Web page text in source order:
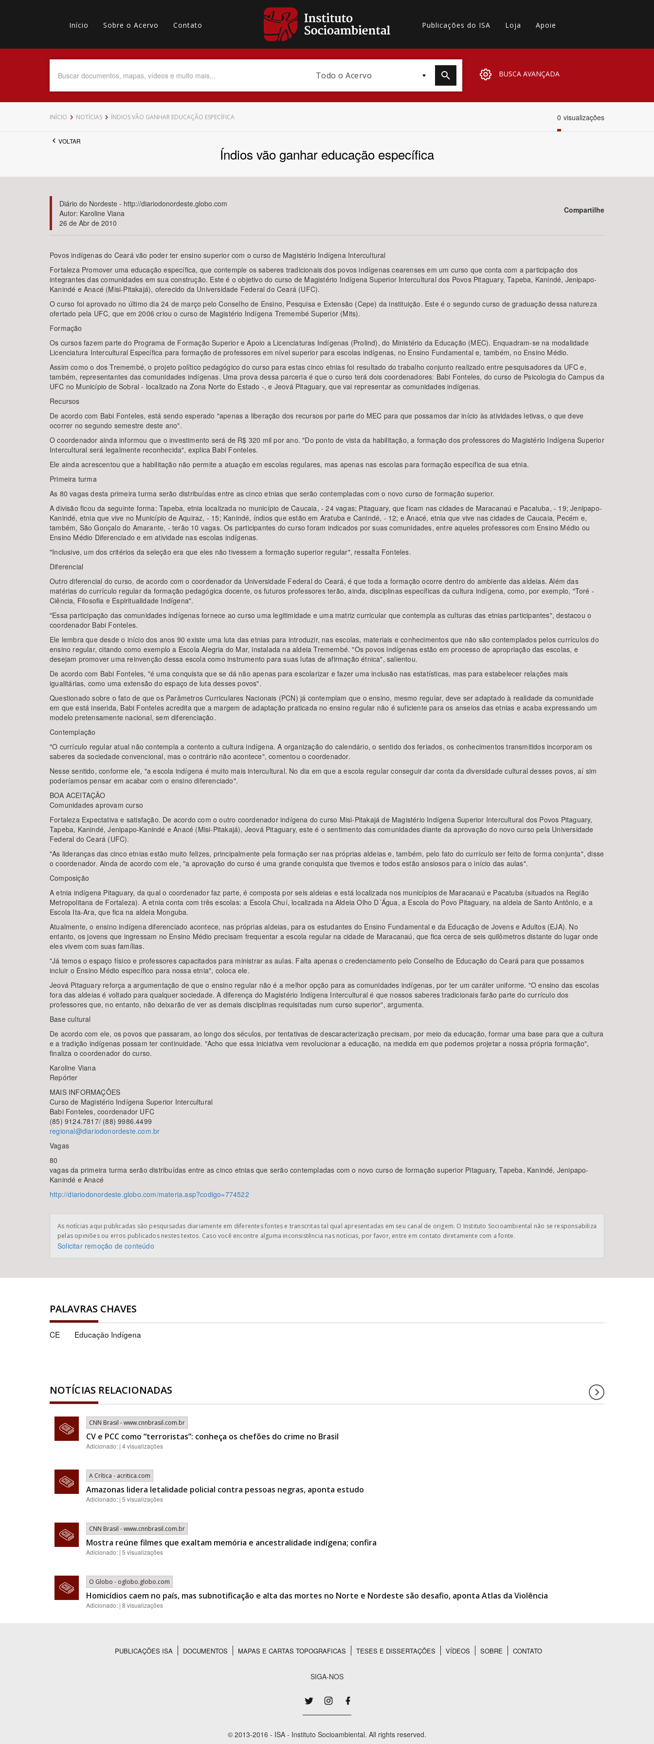
Main
navigation
Início Sobre o Acervo Contato
secundário
Publicações do ISA Loja Apoie
Todo o Acervo BUSCA AVANÇADA
Data do Documento Até
Bioma / Bacia
Tema
INÍCIO NOTÍCIAS ÍNDIOS VÃO GANHAR EDUCAÇÃO ESPECÍFICA 0 visualizações
VOLTAR
Índios vão ganhar educação específica
Diário do Nordeste - http://diariodonordeste.globo.com
Autor: Karoline Viana
26 de Abr de 2010
Compartilhe
Povos indígenas do Ceará vão poder ter ensino superior com o curso de Magistério Indígena Intercultural
Fortaleza Promover uma educação específica, que contemple os saberes tradicionais dos povos indígenas cearenses em um curso que conta com a participação dos
integrantes das comunidades em sua construção. Este é o objetivo do curso de Magistério Indígena Superior Intercultural dos Povos Pitaguary, Tapeba, Kanindé, Jenipapo-
Kanindé e Anacé (Misi-Pitakajá), oferecido da Universidade Federal do Ceará (UFC).
O curso foi aprovado no último dia 24 de março pelo Conselho de Ensino, Pesquisa e Extensão (Cepe) da instituição. Este é o segundo curso de graduação dessa natureza
ofertado pela UFC, que em 2006 criou o curso de Magistério Indígena Tremembé Superior (Mits).
Formação
Os cursos fazem parte do Programa de Formação Superior e Apoio a Licenciaturas Indígenas (Prolind), do Ministério da Educação (MEC). Enquadram-se na modalidade
Licenciatura Intercultural Específica para formação de professores em nível superior para escolas indígenas, no Ensino Fundamental e, também, no Ensino Médio.
Assim como o dos Tremembé, o projeto político pedagógico do curso para estas cinco etnias foi resultado do trabalho conjunto realizado entre pesquisadores da UFC e,
também, representantes das comunidades indígenas. Uma prova dessa parceria é que o curso terá dois coordenadores: Babi Fonteles, do curso de Psicologia do Campus da
UFC no Município de Sobral - localizado na Zona Norte do Estado -, e Jeová Pitaguary, que vai representar as comunidades indígenas.
Recursos
De acordo com Babi Fonteles, está sendo esperado "apenas a liberação dos recursos por parte do MEC para que possamos dar início às atividades letivas, o que deve
ocorrer no segundo semestre deste ano".
O coordenador ainda informou que o investimento será de R$ 320 mil por ano. "Do ponto de vista da habilitação, a formação dos professores do Magistério Indígena Superior
Intercultural será legalmente reconhecida", explica Babi Fonteles.
Ele ainda acrescentou que a habilitação não permite a atuação em escolas regulares, mas apenas nas escolas para formação específica de sua etnia.
Primeira turma
As 80 vagas desta primeira turma serão distribuídas entre as cinco etnias que serão contempladas com o novo curso de formação superior.
A divisão ficou da seguinte forma: Tapeba, etnia localizada no município de Caucaia, - 24 vagas; Pitaguary, que ficam nas cidades de Maracanaú e Pacatuba, - 19; Jenipapo-
Kanindé, etnia que vive no Município de Aquiraz, - 15; Kanindé, índios que estão em Aratuba e Canindé, - 12; e Anacé, etnia que vive nas cidades de Caucaia, Pecém e,
também, São Gonçalo do Amarante, - terão 10 vagas. Os participantes do curso foram indicados por suas comunidades, entre aqueles professores com Ensino Médio ou
Ensino Médio Diferenciado e em atividade nas escolas indígenas.
"Inclusive, um dos critérios da seleção era que eles não tivessem a formação superior regular", ressalta Fonteles.
Diferencial
Outro diferencial do curso, de acordo com o coordenador da Universidade Federal do Ceará, é que toda a formação ocorre dentro do ambiente das aldeias. Além das
matérias do currículo regular da formação pedagógica docente, os futuros professores terão, ainda, disciplinas específicas da cultura indígena, como, por exemplo, "Toré -
Ciência, Filosofia e Espiritualidade Indígena".
"Essa participação das comunidades indígenas fornece ao curso uma legitimidade e uma matriz curricular que contempla as culturas das etnias participantes", destacou o
coordenador Babi Fonteles.
Ele lembra que desde o início dos anos 90 existe uma luta das etnias para introduzir, nas escolas, materiais e conhecimentos que não são contemplados pelos currículos do
ensino regular, citando como exemplo a Escola Alegria do Mar, instalada na aldeia Tremembé. "Os povos indígenas estão em processo de apropriação das escolas, e
desejam promover uma reinvenção dessa escola como instrumento para suas lutas de afirmação étnica", salientou.
De acordo com Babi Fonteles, "é uma conquista que se dá não apenas para escolarizar e fazer uma inclusão nas estatísticas, mas para estabelecer relações mais
igualitárias, como uma extensão do espaço de luta desses povos".
Questionado sobre o fato de que os Parâmetros Curriculares Nacionais (PCN) já contemplam que o ensino, mesmo regular, deve ser adaptado à realidade da comunidade
em que está inserida, Babi Fonteles acredita que a margem de adaptação praticada no ensino regular não é suficiente para os anseios das etnias e acaba expressando um
modelo pretensamente nacional, sem diferenciação.
Contemplação
"O currículo regular atual não contempla a contento a cultura indígena. A organização do calendário, o sentido dos feriados, os conhecimentos transmitidos incorporam os
saberes da sociedade convencional, mas o contrário não acontece", comentou o coordenador.
Nesse sentido, conforme ele, "a escola indígena é muito mais intercultural. No dia em que a escola regular conseguir dar conta da diversidade cultural desses povos, aí sim
poderíamos pensar em acabar com o ensino diferenciado".
BOA ACEITAÇÃO
Comunidades aprovam curso
Fortaleza Expectativa e satisfação. De acordo com o outro coordenador indígena do curso Misi-Pitakajá de Magistério Indígena Superior Intercultural dos Povos Pitaguary,
Tapeba, Kanindé, Jenipapo-Kanindé e Anacé (Misi-Pitakajá), Jeová Pitaguary, este é o sentimento das comunidades diante da aprovação do novo curso pela Universidade
Federal do Ceará (UFC).
"As lideranças das cinco etnias estão muito felizes, principalmente pela formação ser nas próprias aldeias e, também, pelo fato do currículo ser feito de forma conjunta", disse
o coordenador. Ainda de acordo com ele, "a aprovação do curso é uma grande conquista que tivemos e todos estão ansiosos para o início das aulas".
Composição
A etnia indígena Pitaguary, da qual o coordenador faz parte, é composta por seis aldeias e está localizada nos municípios de Maracanaú e Pacatuba (situados na Região
Metropolitana de Fortaleza). A etnia conta com três escolas: a Escola Chuí, localizada na Aldeia Olho D´Água, a Escola do Povo Pitaguary, na aldeia de Santo Antônio, e a
Escola Ita-Ara, que fica na aldeia Monguba.
Atualmente, o ensino indígena diferenciado acontece, nas próprias aldeias, para os estudantes do Ensino Fundamental e da Educação de Jovens e Adultos (EJA). No
entanto, os jovens que ingressam no Ensino Médio precisam frequentar a escola regular na cidade de Maracanaú, que fica cerca de seis quilômetros distante do lugar onde
eles vivem com suas famílias.
"Já temos o espaço físico e professores capacitados para ministrar as aulas. Falta apenas o credenciamento pelo Conselho de Educação do Ceará para que possamos
incluir o Ensino Médio específico para nossa etnia", coloca ele.
Jeová Pitaguary reforça a argumentação de que o ensino regular não é a melhor opção para as comunidades indígenas, por ter um caráter uniforme. "O ensino das escolas
fora das aldeias é voltado para qualquer sociedade. A diferença do Magistério Indígena Intercultural é que nossos saberes tradicionais farão parte do currículo dos
professores que, no entanto, não deixarão de ver as demais disciplinas requisitadas num curso superior", argumenta.
Base cultural
De acordo com ele, os povos que passaram, ao longo dos séculos, por tentativas de descaracterização precisam, por meio da educação, formar uma base para que a cultura
e a tradição indígenas possam ter continuidade. "Acho que essa iniciativa vem revolucionar a educação, na medida em que podemos projetar a nossa própria formação",
finaliza o coordenador do curso.
Karoline Viana
Repórter
MAIS INFORMAÇÕES
Curso de Magistério Indígena Superior Intercultural
Babi Fonteles, coordenador UFC
(85) 9124.7817/ (88) 9986.4499
regional@diariodonordeste.com.br
Vagas
80
vagas da primeira turma serão distribuídas entre as cinco etnias que serão contempladas com o novo curso de formação superior Pitaguary, Tapeba, Kanindé, Jenipapo-
Kanindé e Anacé
http://diariodonordeste.globo.com/materia.asp?codigo=774522
As notícias aqui publicadas são pesquisadas diariamente em diferentes fontes e transcritas tal qual apresentadas em seu canal de origem. O Instituto Socioambiental não se responsabiliza
pelas opiniões ou erros publicados nestes textos. Caso você encontre alguma inconsistência nas notícias, por favor, entre em contato diretamente com a fonte.
Solicitar remoção de conteúdo
PALAVRAS CHAVES
CE Educação Indígena
NOTÍCIAS RELACIONADAS
CNN Brasil - www.cnnbrasil.com.br
CV e PCC como “terroristas”: conheça os chefões do crime no Brasil
Adicionado: | 4 visualizações
A Crítica - acritica.com
Amazonas lidera letalidade policial contra pessoas negras, aponta estudo
Adicionado: | 5 visualizações
CNN Brasil - www.cnnbrasil.com.br
Mostra reúne filmes que exaltam memória e ancestralidade indígena; confira
Adicionado: | 5 visualizações
O Globo - oglobo.globo.com
Homicídios caem no país, mas subnotificação e alta das mortes no Norte e Nordeste são desafio, aponta Atlas da Violência
Adicionado: | 8 visualizações
PUBLICAÇÕES ISA DOCUMENTOS MAPAS E CARTAS TOPOGRAFICAS TESES E DISSERTAÇÕES VÍDEOS SOBRE CONTATO
SIGA-NOS
© 2013-2016 - ISA - Instituto Socioambiental. All rights reserved.